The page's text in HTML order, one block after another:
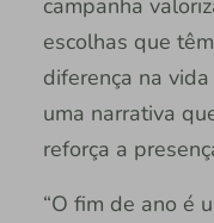
escolhas que
diferença na
uma narrativa
reforça a
“O fim de ano é